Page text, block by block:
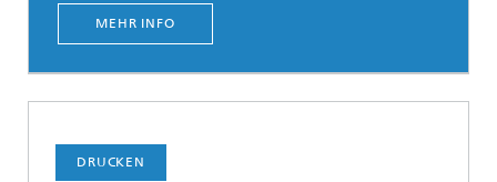
MEHR INFO
DRUCKEN